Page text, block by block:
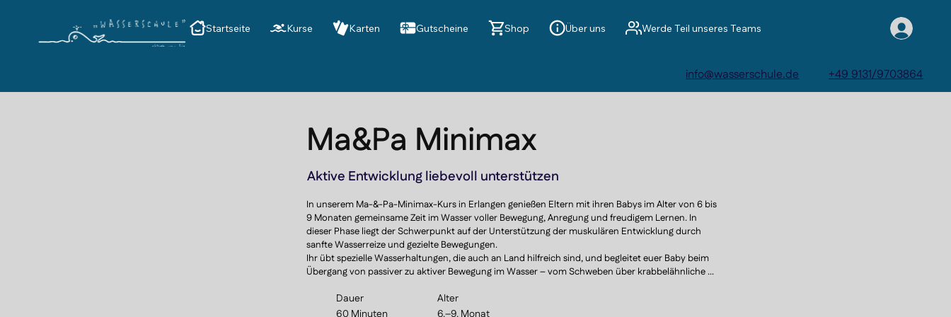
Startseite Kurse Karten Gutscheine Shop Über uns Werde Teil unseres Teams
info@wasserschule.de +49 9131/9703864
Ma&Pa Minimax
Aktive Entwicklung liebevoll unterstützen
In unserem Ma-&-Pa-Minimax-Kurs in Erlangen genießen Eltern mit ihren Babys im Alter von 6 bis
9 Monaten gemeinsame Zeit im Wasser voller Bewegung, Anregung und freudigem Lernen. In
dieser Phase liegt der Schwerpunkt auf der Unterstützung der muskulären Entwicklung durch
sanfte Wasserreize und gezielte Bewegungen.
Ihr übt spezielle Wasserhaltungen, die auch an Land hilfreich sind, und begleitet euer Baby beim
Übergang von passiver zu aktiver Bewegung im Wasser – vom Schweben über krabbelähnliche
auf und fördert Selbstvertrauen, Koordination und Körperbewusstsein.
Dauer
60 Minuten
Alter